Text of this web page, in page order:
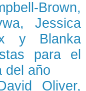
Brown,
Jessica
y Blanka
para el
del año
Oliver,